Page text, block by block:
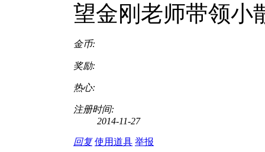
望金刚老师带领小
金币:
奖励:
热心:
注册时间:
2014-11-27
回复 使用道具 举报